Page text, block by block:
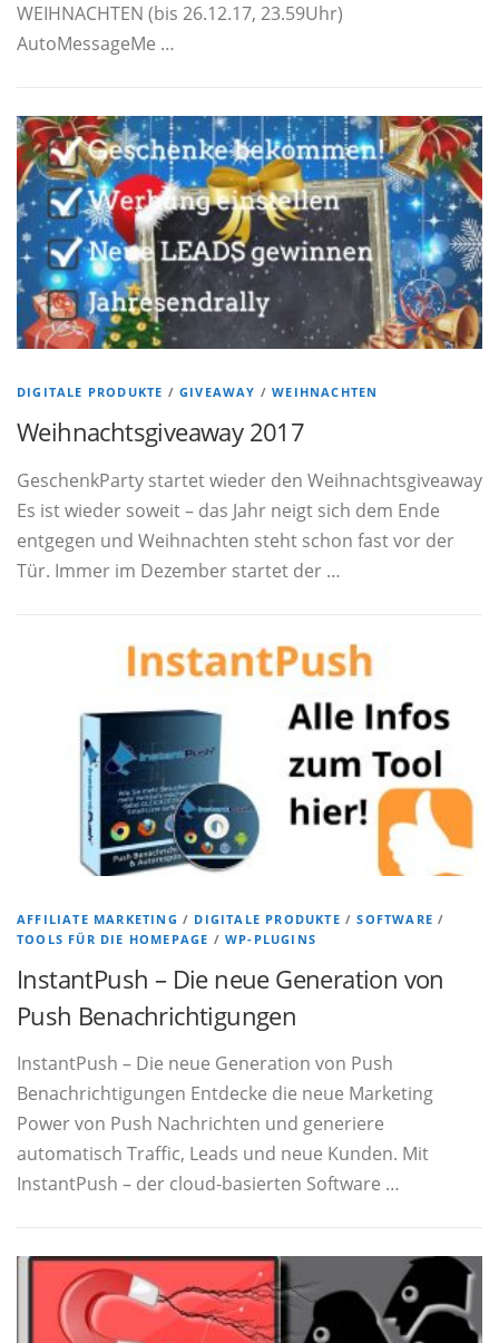
WEIHNACHTEN (bis 26.12.17, 23.59Uhr)
AutoMessageMe …
DIGITALE PRODUKTE /GIVEAWAY /WEIHNACHTEN
Weihnachtsgiveaway 2017
GeschenkParty startet wieder den Weihnachtsgiveaway
Es ist wieder soweit – das Jahr neigt sich dem Ende
entgegen und Weihnachten steht schon fast vor der
Tür. Immer im Dezember startet der …
AFFILIATE MARKETING / DIGITALE PRODUKTE /SOFTWARE /
TOOLS FÜR DIE HOMEPAGE /WP-PLUGINS
InstantPush – Die neue Generation von
Push Benachrichtigungen
InstantPush – Die neue Generation von Push
Benachrichtigungen Entdecke die neue Marketing
Power von Push Nachrichten und generiere
automatisch Traffic, Leads und neue Kunden. Mit
InstantPush – der cloud-basierten Software …